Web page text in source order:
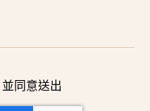
並同意送出